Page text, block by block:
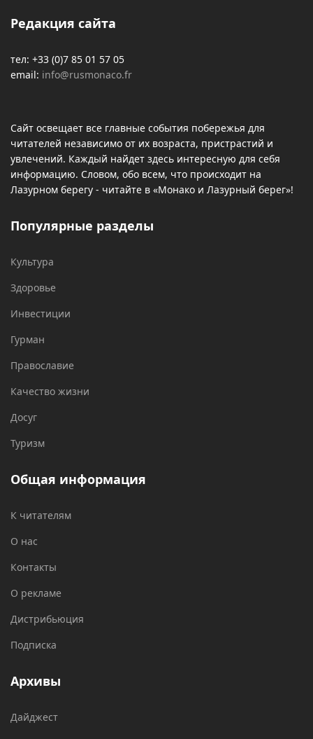
Редакция сайта
тел: +33 (0)7 85 01 57 05
email: info@rusmonaco.fr
Сайт освещает все главные события побережья для
читателей независимо от их возраста, пристрастий и
увлечений. Каждый найдет здесь интересную для себя
информацию. Словом, обо всем, что происходит на
Лазурном берегу - читайте в «Монако и Лазурный берег»!
Популярные разделы
Культура
Здоровье
Инвестиции
Гурман
Православие
Качество жизни
Досуг
Туризм
Общая информация
К читателям
О нас
Контакты
О рекламе
Дистрибьюция
Подписка
Архивы
Дайджест